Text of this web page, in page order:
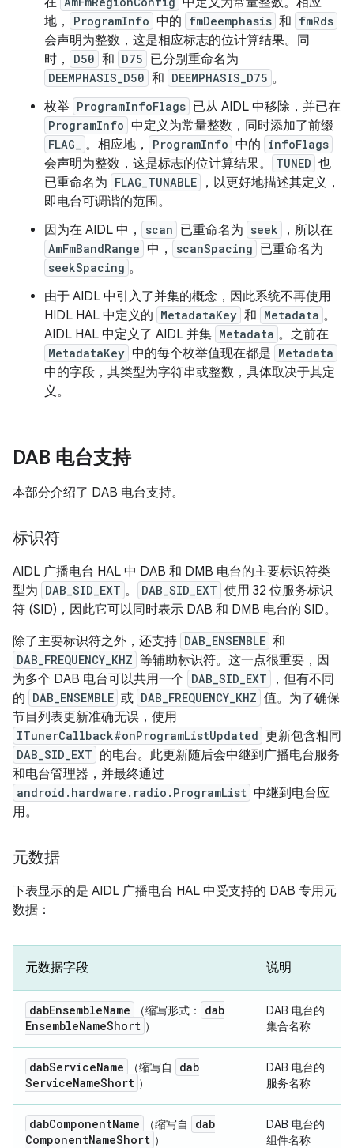
地，
ProgramInfo 中的 fmDeemphasis 和 fmRds
会声明为整数，这是相应标志的位计算结果。同
时，
D50 和 D75 已分别重命名为
DEEMPHASIS_D50 和 DEEMPHASIS_D75 。
枚举 ProgramInfoFlags 已从 AIDL 中移除，并已在
ProgramInfo 中定义为常量整数，同时添加了前缀
FLAG_ 。相应地， ProgramInfo 中的 infoFlags
会声明为整数，这是标志的位计算结果。 TUNED 也
已重命名为 FLAG_TUNABLE
，以更好地描述其定义，
即电台可调谐的范围。
因为在 AIDL 中，
scan 已重命名为 seek ，所以在
AmFmBandRange 中， scanSpacing 已重命名为
seekSpacing 。
由于 AIDL 中引入了并集的概念，因此系统不再使用
HIDL HAL 中定义的 MetadataKey 和 Metadata 。
AIDL HAL 中定义了 AIDL 并集 Metadata 。之前在
MetadataKey 中的每个枚举值现在都是 Metadata
中的字段，其类型为字符串或整数，具体取决于其定
义。
DAB 电台支持
本部分介绍了 DAB 电台支持。
标识符
AIDL 广播电台 HAL 中 DAB 和 DMB 电台的主要标识符类
型为 DAB_SID_EXT 。 DAB_SID_EXT 使用 32 位服务标识
符 (SID)，因此它可以同时表示 DAB 和 DMB 电台的 SID。
除了主要标识符之外，还支持 DAB_ENSEMBLE 和
DAB_FREQUENCY_KHZ 等辅助标识符。这一点很重要，因
为多个 DAB 电台可以共用一个 DAB_SID_EXT
，但有不同
的 DAB_ENSEMBLE 或 DAB_FREQUENCY_KHZ 值。为了确保
节目列表更新准确无误，使用
ITunerCallback#onProgramListUpdated 更新包含相同
DAB_SID_EXT 的电台。此更新随后会中继到广播电台服务
和电台管理器，并最终通过
android.hardware.radio.ProgramList 中继到电台应
用。
元数据
下表显示的是 AIDL 广播电台 HAL 中受支持的 DAB 专用元
数据：
元数据字段 说明
dabEnsembleName （缩写形式：
dab
EnsembleNameShort ）
DAB 电台的
集合名称
dabServiceName （缩写自
dab
ServiceNameShort ）
DAB 电台的
服务名称
dabComponentName （缩写自
dab
ComponentNameShort ）
DAB 电台的
组件名称